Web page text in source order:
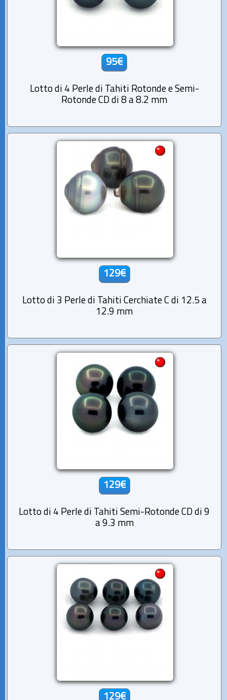
95€
Lotto di 4 Perle di Tahiti Rotonde e Semi-
Rotonde CD di 8 a 8.2 mm
129€
Lotto di 3 Perle di Tahiti Cerchiate C di 12.5 a
12.9 mm
129€
Lotto di 4 Perle di Tahiti Semi-Rotonde CD di 9
a 9.3 mm
129€